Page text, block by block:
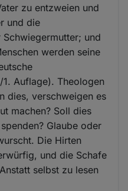
zu entzweien und
und die
und
werden seine
Auflage). Theologen
dies, verschweigen es
machen? Soll dies
Glaube oder
Die Hirten
und die Schafe
selbst zu lesen